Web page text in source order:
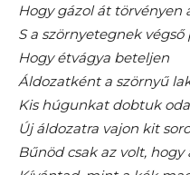
Hogy gázol át törvényen
S a szörnyetegnek
Hogy étvágya beteljen
Áldozatként a szörnyű
Kis húgunkat dobtuk
Új áldozatra vajon kit
Bűnöd csak az volt, hogy